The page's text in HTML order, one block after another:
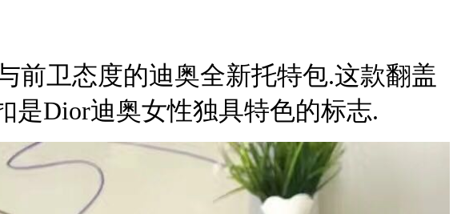
前卫态度的迪奥全新托特包.这款翻盖
Dior迪奥女性独具特色的标志.